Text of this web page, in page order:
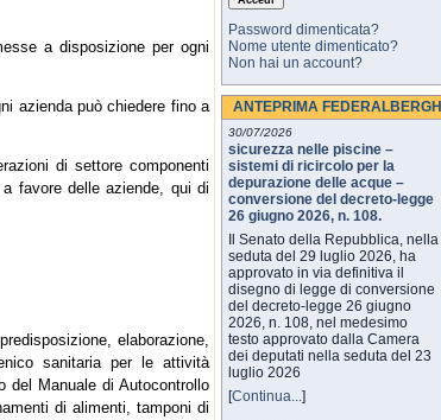
a disposizione per ogni
azienda può chiedere fino a
di settore componenti
favore delle aziende, qui di
elaborazione,
sanitaria per le attività
del Manuale di Autocontrollo
di alimenti, tamponi di
Password dimenticata?
Nome utente dimenticato?
Non hai un account?
ANTEPRIMA FEDERALBERGHI
30/07/2026
sicurezza nelle piscine –
sistemi di ricircolo per la
depurazione delle acque –
conversione del decreto-legge
26 giugno 2026, n. 108.
Il Senato della Repubblica, nella
seduta del 29 luglio 2026, ha
approvato in via definitiva il
disegno di legge di conversione
del decreto-legge 26 giugno
2026, n. 108, nel medesimo
testo approvato dalla Camera
dei deputati nella seduta del 23
luglio 2026
[Continua...]